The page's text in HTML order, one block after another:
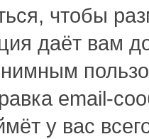
чтобы
даёт вам
email-
у вас